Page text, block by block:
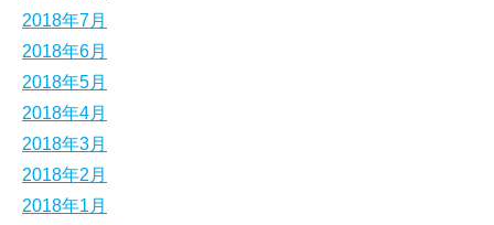
2018年7月
2018年6月
2018年5月
2018年4月
2018年3月
2018年2月
2018年1月